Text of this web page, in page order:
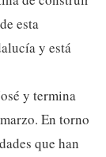
esta
y está
y termina
En torno
que han